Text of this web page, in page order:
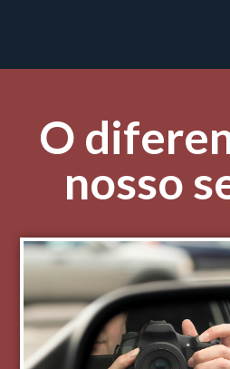
O
nosso